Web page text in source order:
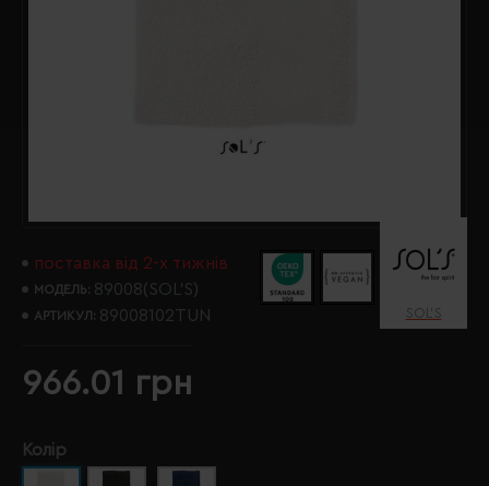
поставка від 2-х тижнів
МОДЕЛЬ: 89008(SOL’S)
АРТИКУЛ: 89008102TUN SOL’S
966.01 грн
Колір